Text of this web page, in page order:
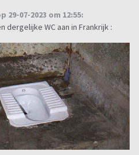
07-2023 om 12:55:
dergelijke WC aan in Frankrijk :